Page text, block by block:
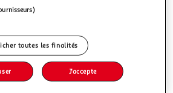
Afficher le prix
toutes les finalités
J'accepte